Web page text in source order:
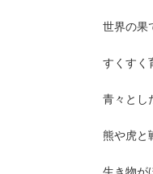
世界の果
すくすく
青々とし
熊や虎と